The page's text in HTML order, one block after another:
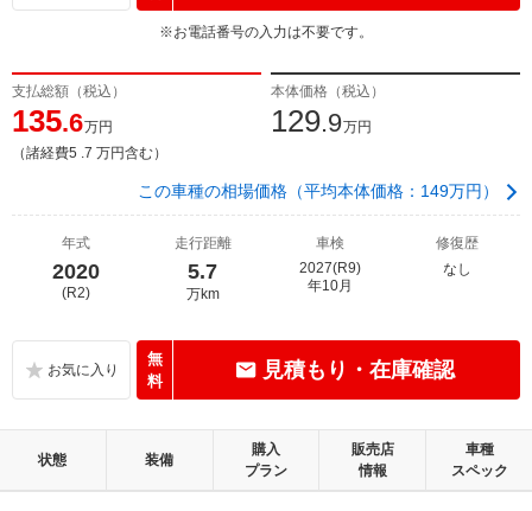
※お電話番号の入力は不要です。
支払総額（税込）
135.6万円
（諸経費5 .7 万円含む）
本体価格（税込）
129.9万円
この車種の相場価格（平均本体価格：149万円）
年式
2020
(R2)
走行距離
5.7
万km
車検
2027(R9)
年10月
修復歴
なし
無
料
見積もり・在庫確認
状態 装備
購入
プラン
販売店
情報
車種
スペック